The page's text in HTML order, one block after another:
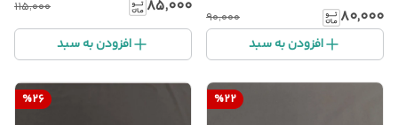
۸۰٬۰۰۰ ۹۰٬۰۰۰
افزودن به سبد
۸۵٬۰۰۰ ۱۱۵٬۰۰۰
افزودن به سبد
%22
%26